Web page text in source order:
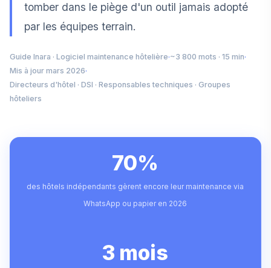
tomber dans le piège d'un outil jamais adopté
par les équipes terrain.
Guide Inara · Logiciel maintenance hôtelière·~3 800 mots · 15 min·
Mis à jour mars 2026·
Directeurs d'hôtel · DSI · Responsables techniques · Groupes
hôteliers
70%
des hôtels indépendants gèrent encore leur maintenance via
WhatsApp ou papier en 2026
3 mois